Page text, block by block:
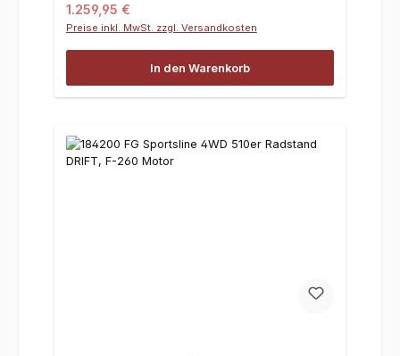
Regulärer Preis:
1.259,95 €
Preise inkl. MwSt. zzgl. Versandkosten
In den Warenkorb